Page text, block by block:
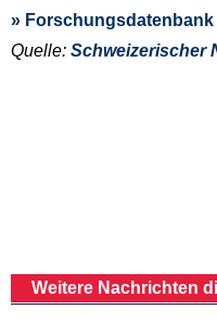
» Forschungsdatenbank
Quelle: Schweizerischer
Weitere Nachrichten